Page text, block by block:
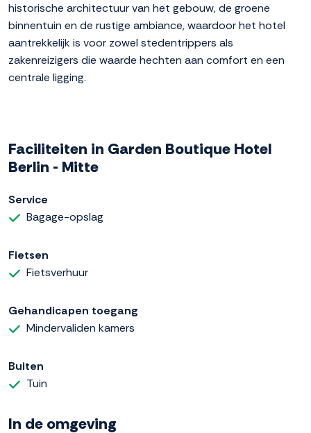
historische architectuur van het gebouw, de groene
binnentuin en de rustige ambiance, waardoor het hotel
aantrekkelijk is voor zowel stedentrippers als
zakenreizigers die waarde hechten aan comfort en een
centrale ligging.
Faciliteiten in Garden Boutique Hotel
Berlin - Mitte
Service
Bagage-opslag
Fietsen
Fietsverhuur
Gehandicapen toegang
Mindervaliden kamers
Buiten
Tuin
In de omgeving